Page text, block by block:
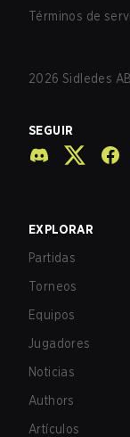
Términos de
2026 Sidledes
SEGUIR
EXPLORAR
Partidas
Torneos
Equipos
Jugadores
Noticias
Authors
Artículos